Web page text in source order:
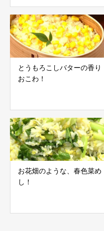
とうもろこしバターの香り
おこわ！
お花畑のような、春色菜め
し！